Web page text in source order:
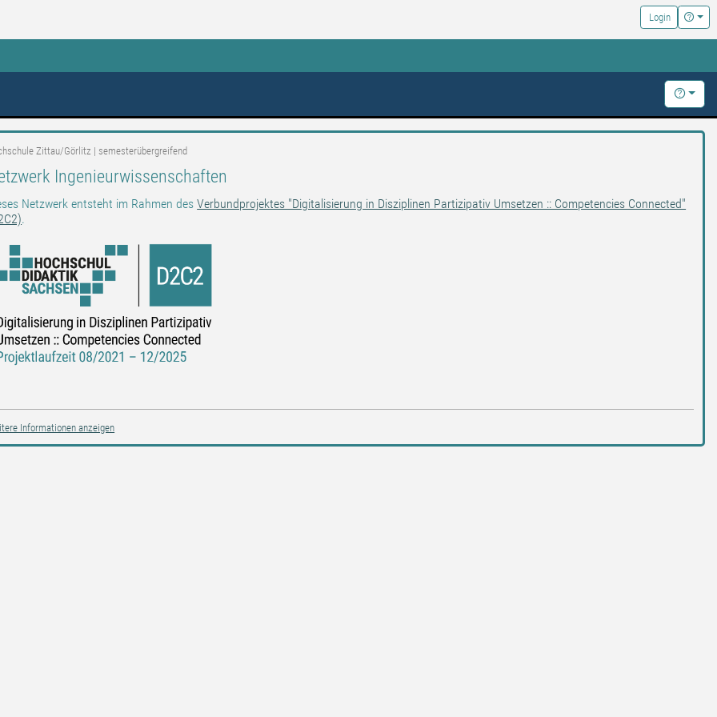
Login Hilfe
Hilfe
Zittau/Görlitz | semesterübergreifend
Ingenieurwissenschaften
Netzwerk entsteht im Rahmen desVerbundprojektes "Digitalisierung in Disziplinen Partizipativ Umsetzen :: Competencies Connected"
.
Informationen anzeigen